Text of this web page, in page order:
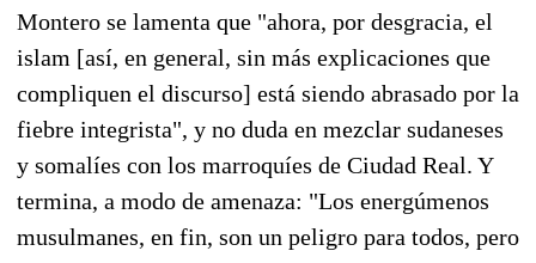
Montero se lamenta que "ahora, por desgracia, el
islam [así, en general, sin más explicaciones que
compliquen el discurso] está siendo abrasado por la
fiebre integrista", y no duda en mezclar sudaneses
y somalíes con los marroquíes de Ciudad Real. Y
termina, a modo de amenaza: "Los energúmenos
musulmanes, en fin, son un peligro para todos, pero